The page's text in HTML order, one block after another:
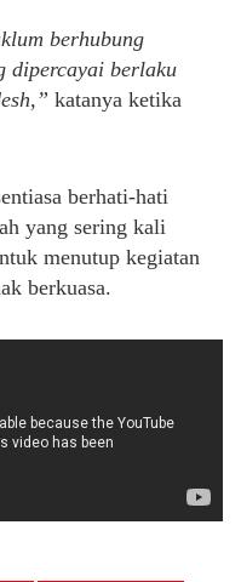
berhubung
dipercayai berlaku
katanya ketika
berhati-hati
yang sering kali
menutup kegiatan
berkuasa.